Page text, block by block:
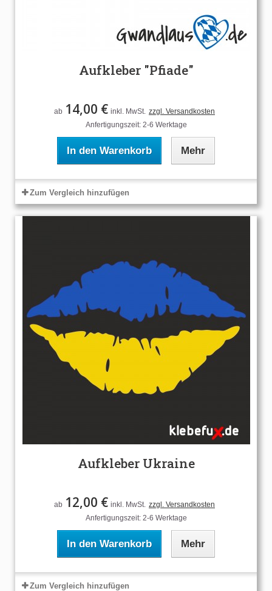
Aufkleber "Pfiade"
ab 14,00 € inkl. MwSt. zzgl. Versandkosten
Anfertigungszeit: 2-6 Werktage
In den Warenkorb Mehr
Zum Vergleich hinzufügen
Aufkleber Ukraine
ab 12,00 € inkl. MwSt. zzgl. Versandkosten
Anfertigungszeit: 2-6 Werktage
In den Warenkorb Mehr
Zum Vergleich hinzufügen